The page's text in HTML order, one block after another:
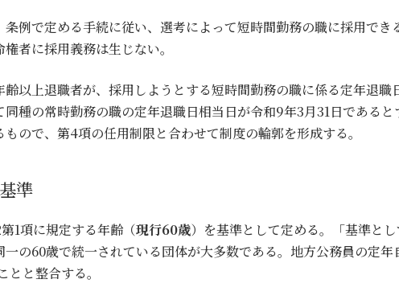
例で定める手続に従い、選考によって短時間勤務の職に採用で
者に採用義務は生じない。
以上退職者が、採用しようとする短時間勤務の職に係る定年退
種の常時勤務の職の定年退職日相当日が令和9年3月31日であると
ので、第4項の任用制限と合わせて制度の輪郭を形成する。
準
1項に規定する年齢（現行60歳）を基準として定める。「基準と
の60歳で統一されている団体が大多数である。地方公務員の定
と整合する。